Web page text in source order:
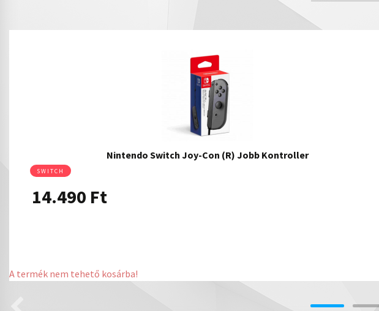
Nintendo Switch Joy-Con (R) Jobb Kontroller
SWITCH
14.490 Ft
A termék nem tehető kosárba!